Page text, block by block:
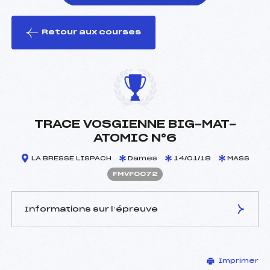
le ski
Retour aux courses
TRACE VOSGIENNE BIG-MAT-
ATOMIC N°6
LA BRESSE LISPACH Dames 14/01/18 MASS
FMVF0072
Informations sur l’épreuve
SIMON ROBERT (MV)
Imprimer